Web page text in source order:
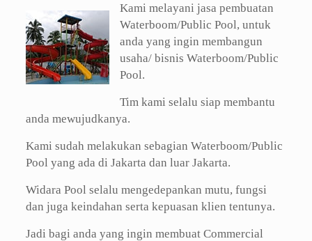
Kami melayani jasa pembuatan
Waterboom/Public Pool, untuk
anda yang ingin membangun
usaha/ bisnis Waterboom/Public
Pool.
Tim kami selalu siap membantu
anda mewujudkanya.
Kami sudah melakukan sebagian Waterboom/Public
Pool yang ada di Jakarta dan luar Jakarta.
Widara Pool selalu mengedepankan mutu, fungsi
dan juga keindahan serta kepuasan klien tentunya.
Jadi bagi anda yang ingin membuat Commercial